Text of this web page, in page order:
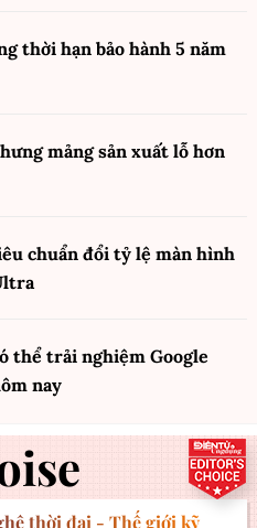
thời hạn bảo hành 5 năm
mảng sản xuất lỗ hơn
chuẩn đổi tỷ lệ màn hình
thể trải nghiệm Google
nay
thời đại - Thế giới kỹ